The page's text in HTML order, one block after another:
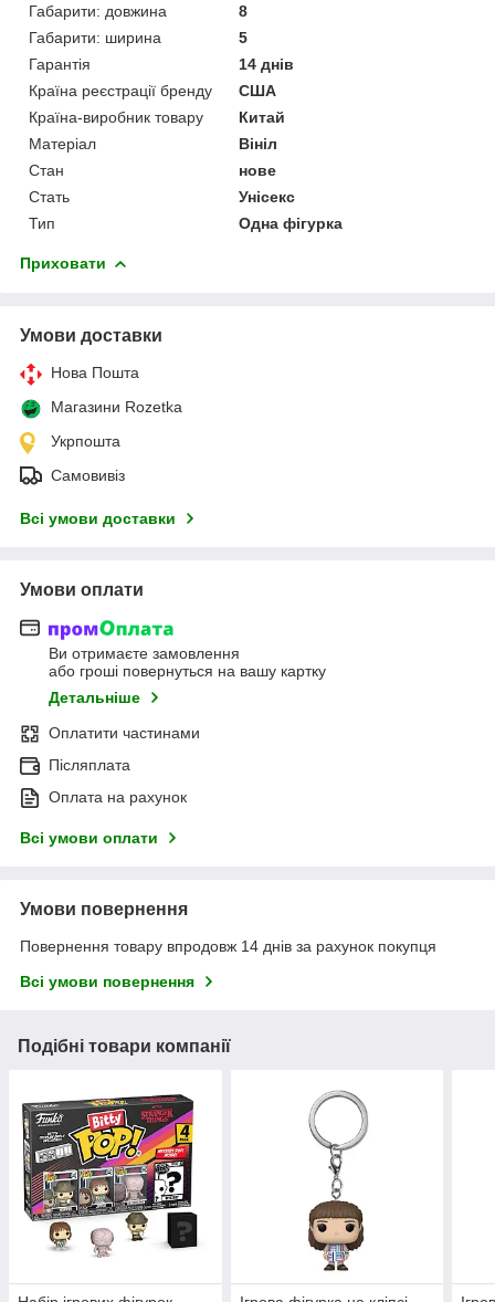
Габарити: довжина
8
Габарити: ширина
5
Гарантія
14 днів
Країна реєстрації бренду
США
Країна-виробник товару
Китай
Матеріал
Вініл
Стан
нове
Стать
Унісекс
Тип
Одна фігурка
Приховати
Умови доставки
Нова Пошта
Магазини Rozetka
Укрпошта
Самовивіз
Всі умови доставки
Умови оплати
Ви отримаєте замовлення
або гроші повернуться на вашу картку
Детальніше
Оплатити частинами
Післяплата
Оплата на рахунок
Всі умови оплати
Умови повернення
Повернення товару впродовж 14 днів за рахунок покупця
Всі умови повернення
Подібні товари компанії